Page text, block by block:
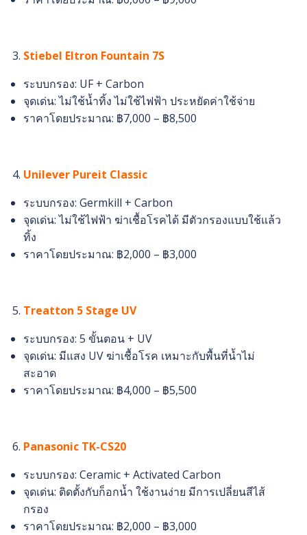
Stiebel Eltron Fountain 7S
ระบบกรอง: UF + Carbon
จุดเด่น: ไม่ใช้น้ำทิ้ง ไม่ใช้ไฟฟ้า ประหยัดค่าใช้จ่าย
ราคาโดยประมาณ: ฿7,000 – ฿8,500
Unilever Pureit Classic
ระบบกรอง: Germkill + Carbon
จุดเด่น: ไม่ใช้ไฟฟ้า ฆ่าเชื้อโรคได้ มีตัวกรองแบบใช้แล้ว
ทิ้ง
ราคาโดยประมาณ: ฿2,000 – ฿3,000
Treatton 5 Stage UV
ระบบกรอง: 5 ขั้นตอน + UV
จุดเด่น: มีแสง UV ฆ่าเชื้อโรค เหมาะกับพื้นที่น้ำไม่
สะอาด
ราคาโดยประมาณ: ฿4,000 – ฿5,500
Panasonic TK-CS20
ระบบกรอง: Ceramic + Activated Carbon
จุดเด่น: ติดตั้งกับก็อกน้ำ ใช้งานง่าย มีการเปลี่ยนสีไส้
กรอง
ราคาโดยประมาณ: ฿2,000 – ฿3,000